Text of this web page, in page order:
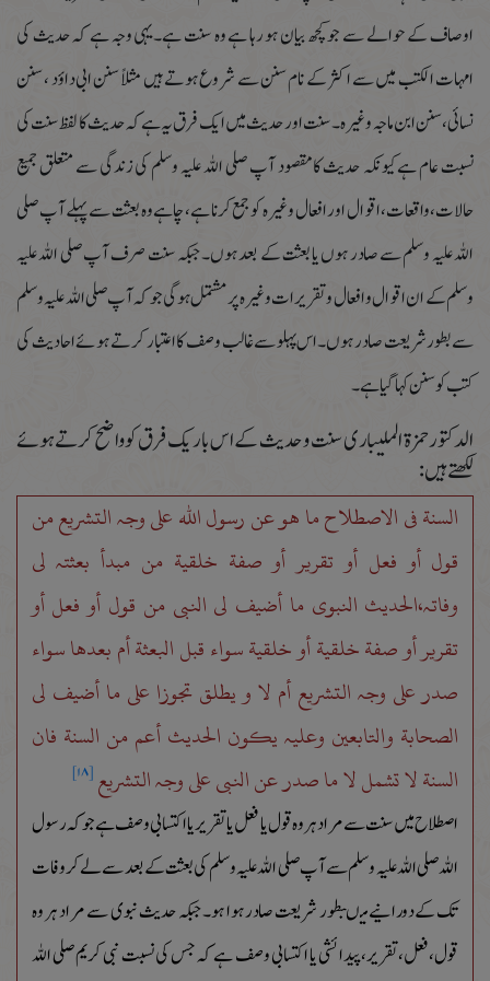
اوصاف کے حوالے سے جو کچھ بیان ہو رہا ہے وہ سنت ہے۔یہی وجہ ہے کہ حدیث کی
امہات الکتب میں سے اکثر کے نام سنن سے شروع ہوتے ہیں مثلاً سنن ابی داؤد ، سنن
نسائی،سنن ابن ماجہ وغیرہ ۔سنت اور حدیث میں ایک فرق یہ ہے کہ حدیث کا لفظ سنت کی
نسبت عام ہےکیونکہ حدیث کامقصود آپ صلی اللہ علیہ وسلم کی زندگی سے متعلق جمیع
حالات،واقعات،اقوال اور افعال وغیرہ کو جمع کرنا ہے، چاہے وہ بعثت سے پہلے آپ صلی
اللہ علیہ وسلم سے صادر ہوں یا بعثت کے بعد ہوں۔جبکہ سنت صرف آپ صلی اللہ علیہ
وسلم کے ان اقوال و افعال و تقریرات وغیرہ پر مشتمل ہو گی جو کہ آپ صلی اللہ علیہ وسلم
سے بطور شریعت صادر ہوں۔اس پہلو سے غالب وصف کا اعتبار کرتے ہوئے احادیث کی
کتب کو سنن کہا گیا ہے۔
الدکتور حمزة الملیباری سنت و حدیث کے اس باریک فرق کو واضح کرتے ہوئے
لکھتے ہیں :
السنة فی الاصطلاح ما ھو عن رسول اللہ علی وجہ التشریع من
قول أو فعل أو تقریر أو صفة خلقیة من مبدأ بعثتہ لی
وفاتہ،الحدیث النبوی ما أضیف لی النبی من قول أو فعل أو
تقریر أو صفة خلقیة أو خلقیة سواء قبل البعثة أم بعدھا سواء
صدر علی وجہ التشریع أم لا و یطلق تجوزا علی ما أضیف لی
الصحابة والتابعین وعلیہ یکون الحدیث أعم من السنة فان
السنة لا تشمل لا ما صدر عن النبی علی وجہ التشریع [۱۸]
اصطلاح میں سنت سے مراد ہر وہ قول یا فعل یا تقریر یا اکتسابی وصف ہے جو کہ رسول
اللہ صلی اللہ علیہ وسلم سے آپ صلی اللہ علیہ وسلم کی بعثت کے بعد سے لے کر وفات
تک کے دورانیے میںبطور شریعت صادر ہوا ہو۔جبکہ حدیث نبوی سے مراد ہر وہ
قول،فعل،تقریر،پیدائشی یا اکتسابی وصف ہے کہ جس کی نسبت نبی کریم صلی اللہ